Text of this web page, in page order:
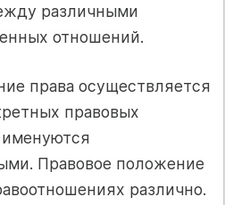
различными
отношений.
права осуществляется
правовых
Правовое положение
различно.